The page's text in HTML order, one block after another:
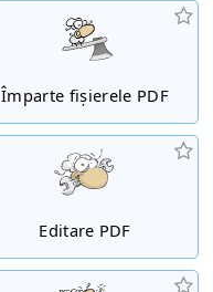
Împarte fișierele PDF
Editare PDF